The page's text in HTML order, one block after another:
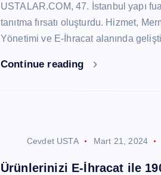
USTALAR.COM, 47. İstanbul yapı
tanıtma fırsatı oluşturdu. Hizmet,
Yönetimi ve E-İhracat alanında
Continue reading
Cevdet USTA Mart 21, 2024
Ürünlerinizi E-İhracat ile